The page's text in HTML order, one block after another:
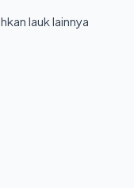
lauk lainnya